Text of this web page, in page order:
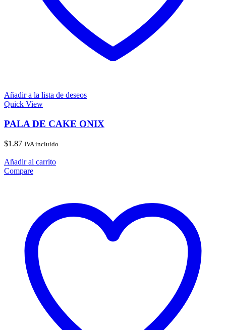
Añadir a la lista de deseos
Quick View
PALA DE CAKE ONIX
$1.87 IVA incluido
Añadir al carrito
Compare